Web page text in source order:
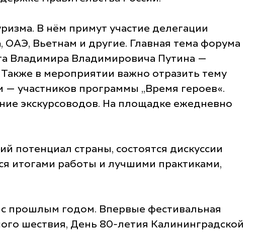
В нём примут участие делегации
ОАЭ, Вьетнам и другие. Главная тема форума
Владимира Владимировича Путина —
в мероприятии важно отразить тему
— участников программы „Время героев«.
экскурсоводов. На площадке ежедневно
потенциал страны, состоятся дискуссии
итогами работы и лучшими практиками,
прошлым годом. Впервые фестивальная
шествия, День 80-летия Калининградской